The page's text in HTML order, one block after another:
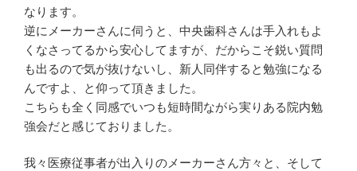
なります。
逆にメーカーさんに伺うと、中央歯科さんは手入れもよ
くなさってるから安心してますが、だからこそ鋭い質問
も出るので気が抜けないし、新人同伴すると勉強になる
んですよ、と仰って頂きました。
こちらも全く同感でいつも短時間ながら実りある院内勉
強会だと感じておりました。
我々医療従事者が出入りのメーカーさん方々と、そして